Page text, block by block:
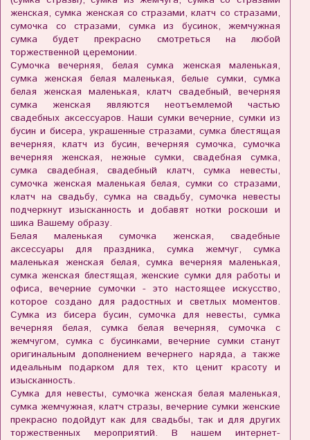
женская, сумка женская со стразами, клатч со стразами,
сумочка со стразами, сумка из бусинок, жемчужная
сумка будет прекрасно смотреться на любой
торжественной церемонии.
Сумочка вечерняя, белая сумка женская маленькая,
сумка женская белая маленькая, белые сумки, сумка
белая женская маленькая, клатч свадебный, вечерняя
сумка женская являются неотъемлемой частью
свадебных аксессуаров. Наши сумки вечерние, сумки из
бусин и бисера, украшенные стразами, сумка блестящая
вечерняя, клатч из бусин, вечерняя сумочка, сумочка
вечерняя женская, нежные сумки, свадебная сумка,
сумка свадебная, свадебный клатч, сумка невесты,
сумочка женская маленькая белая, сумки со стразами,
клатч на свадьбу, сумка на свадьбу, сумочка невесты
подчеркнут изысканность и добавят нотки роскоши и
шика Вашему образу.
Белая маленькая сумочка женская, свадебные
аксессуары для праздника, сумка жемчуг, сумка
маленькая женская белая, сумка вечерняя маленькая,
сумка женская блестящая, женские сумки для работы и
офиса, вечерние сумочки - это настоящее искусство,
которое создано для радостных и светлых моментов.
Сумка из бисера бусин, сумочка для невесты, сумка
вечерняя белая, сумка белая вечерняя, сумочка с
жемчугом, сумка с бусинками, вечерние сумки станут
оригинальным дополнением вечернего наряда, а также
идеальным подарком для тех, кто ценит красоту и
изысканность.
Сумка для невесты, сумочка женская белая маленькая,
сумка жемчужная, клатч стразы, вечерние сумки женские
прекрасно подойдут как для свадьбы, так и для других
торжественных мероприятий. В нашем интернет-